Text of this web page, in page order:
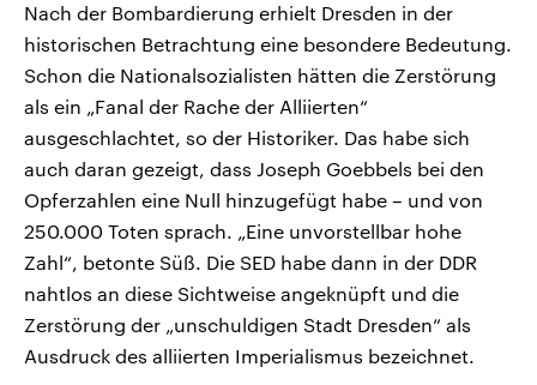
Nach der Bombardierung erhielt Dresden in der
historischen Betrachtung eine besondere Bedeutung.
Schon die Nationalsozialisten hätten die Zerstörung
als ein „Fanal der Rache der Alliierten“
ausgeschlachtet, so der Historiker. Das habe sich
auch daran gezeigt, dass Joseph Goebbels bei den
Opferzahlen eine Null hinzugefügt habe – und von
250.000 Toten sprach. „Eine unvorstellbar hohe
Zahl“, betonte Süß. Die SED habe dann in der DDR
nahtlos an diese Sichtweise angeknüpft und die
Zerstörung der „unschuldigen Stadt Dresden“ als
Ausdruck des alliierten Imperialismus bezeichnet.